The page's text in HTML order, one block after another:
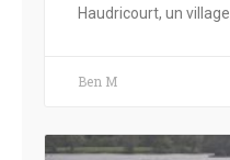
Haudricourt, un village
Ben M